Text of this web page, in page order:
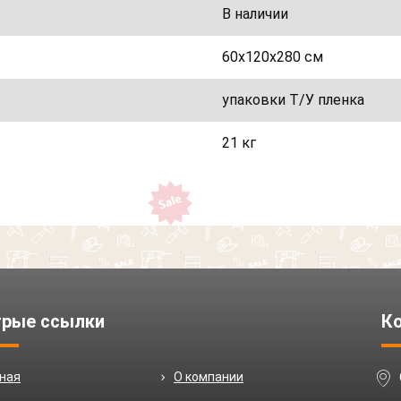
В наличии
60х120х280 см
упаковки Т/У пленка
21 кг
ссылки
О компании